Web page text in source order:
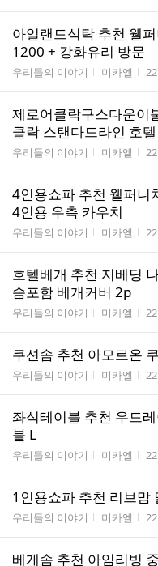
아일랜드식탁 추천 웰
1200 + 강화유리 방문
게시판명
우리들의 이야기 작성자
미카엘
제로어클락구스다운이
클락 스탠다드라인 호
게시판명
우리들의 이야기 작성자
미카엘
4인용쇼파 추천 웰퍼니
4인용 우측 카우치
게시판명
우리들의 이야기 작성자
미카엘
호텔베개 추천 지베딩
솜포함 베개커버 2p
게시판명
우리들의 이야기 작성자
미카엘
쿠션솜 추천 아모르온
게시판명
우리들의 이야기 작성자
미카엘
좌식테이블 추천 우드
블 L
게시판명
우리들의 이야기 작성자
미카엘
1인용쇼파 추천 리브맘
게시판명
우리들의 이야기 작성자
미카엘
베개솜 추천 아임리빙